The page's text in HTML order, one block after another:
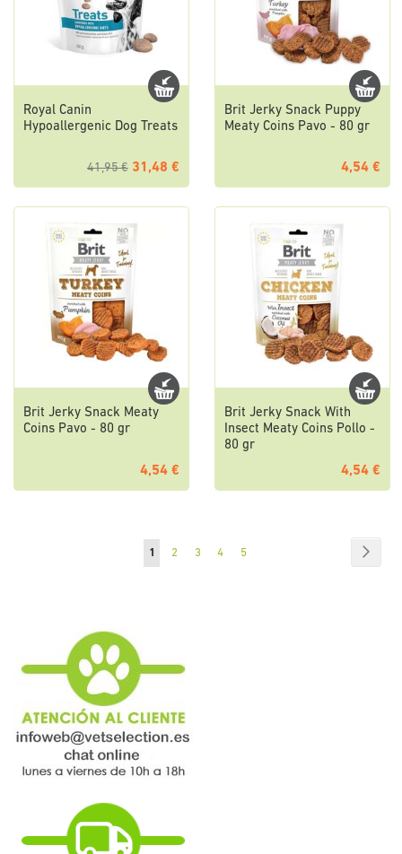
Royal Canin
Hypoallergenic Dog Treats
41,95 € 31,48 €
Brit Jerky Snack Puppy
Meaty Coins Pavo - 80 gr
4,54 €
Brit Jerky Snack Meaty
Coins Pavo - 80 gr
4,54 €
Brit Jerky Snack With
Insect Meaty Coins Pollo -
80 gr
4,54 €
Página
Actualmente
1 Página
2 Página
3 Página
4 Página
5